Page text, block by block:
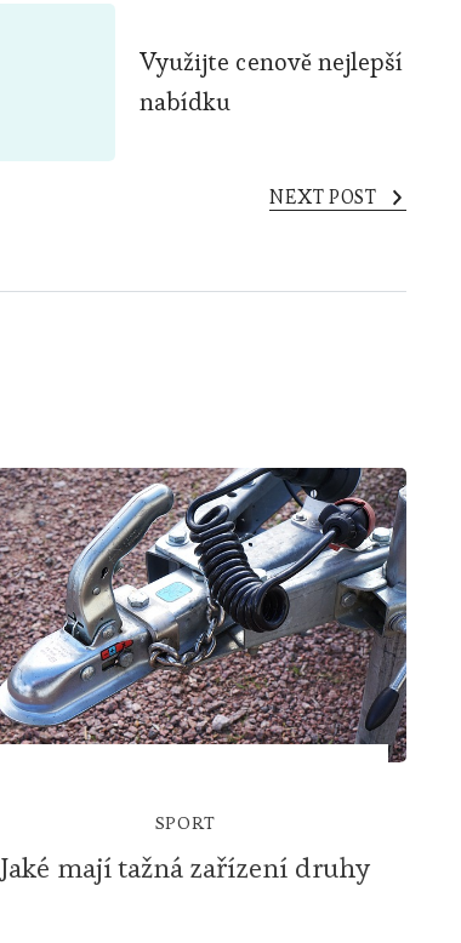
Využijte cenově nejlepší
nabídku
NEXT POST
SPORT
Jaké mají tažná zařízení druhy